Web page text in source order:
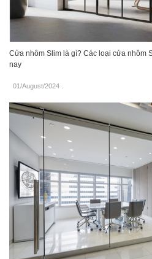
Cửa nhôm Slim là gì? Các loại cửa nhôm
nay
01/August/2024